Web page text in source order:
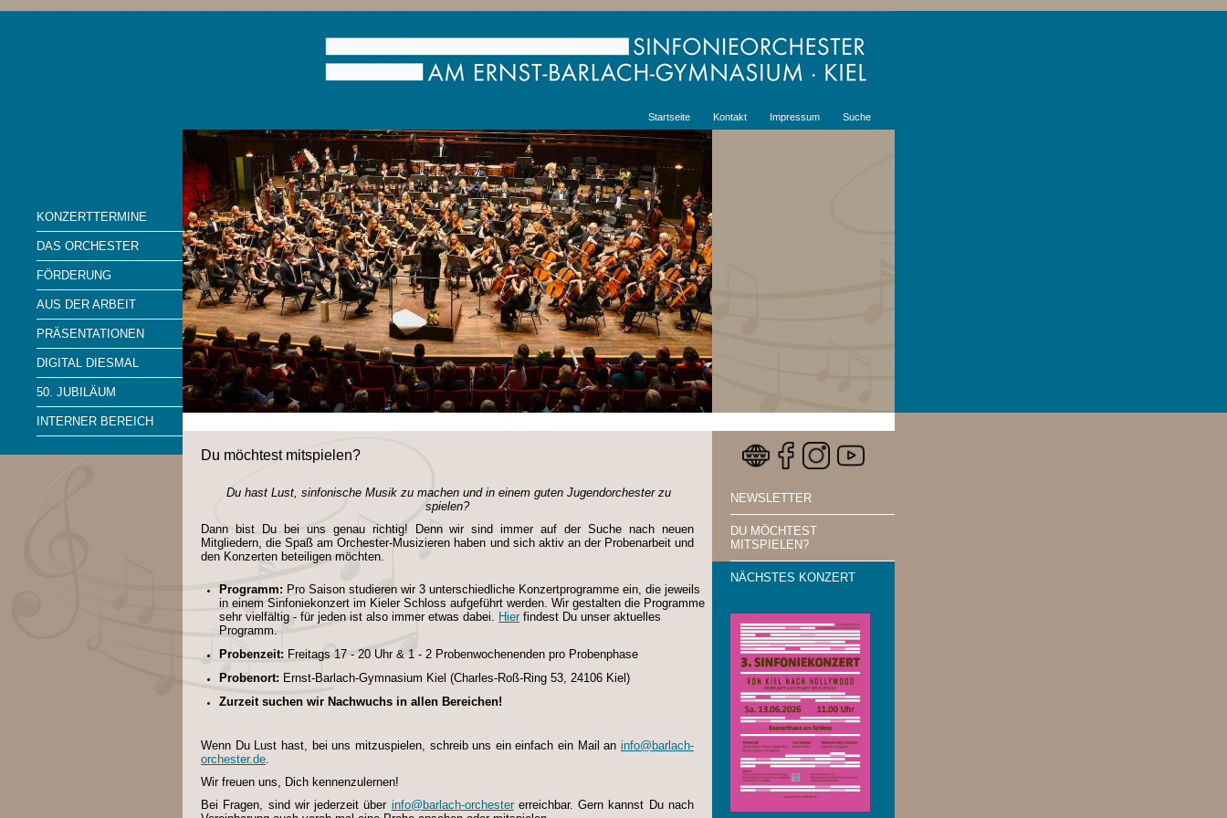
Startseite Kontakt Impressum Suche
KONZERTTERMINE
DAS ORCHESTER
FÖRDERUNG
AUS DER ARBEIT
PRÄSENTATIONEN
DIGITAL DIESMAL
50. JUBILÄUM
INTERNER BEREICH
Du möchtest mitspielen?
Du hast Lust, sinfonische Musik zu machen und in einem guten Jugendorchester zu
spielen?
Dann bist Du bei uns genau richtig! Denn wir sind immer auf der Suche nach neuen
Mitgliedern, die Spaß am Orchester-Musizieren haben und sich aktiv an der Probenarbeit und
den Konzerten beteiligen möchten.
Programm: Pro Saison studieren wir 3 unterschiedliche Konzertprogramme ein, die jeweils
in einem Sinfoniekonzert im Kieler Schloss aufgeführt werden. Wir gestalten die Programme
sehr vielfältig - für jeden ist also immer etwas dabei. Hierfindest Du unser aktuelles
Programm.
Probenzeit: Freitags 17 - 20 Uhr & 1 - 2 Probenwochenenden pro Probenphase
Probenort: Ernst-Barlach-Gymnasium Kiel (Charles-Roß-Ring 53, 24106 Kiel)
Zurzeit suchen wir Nachwuchs in allen Bereichen!
Wenn Du Lust hast, bei uns mitzuspielen, schreib uns ein einfach ein Mail an info@barlach-
orchester.de
Wir freuen uns, Dich kennenzulernen!
Bei Fragen, sind wir jederzeit über info@barlach-orchestererreichbar. Gern kannst Du nach
NEWSLETTER
DU MÖCHTEST
MITSPIELEN?
NÄCHSTES KONZERT